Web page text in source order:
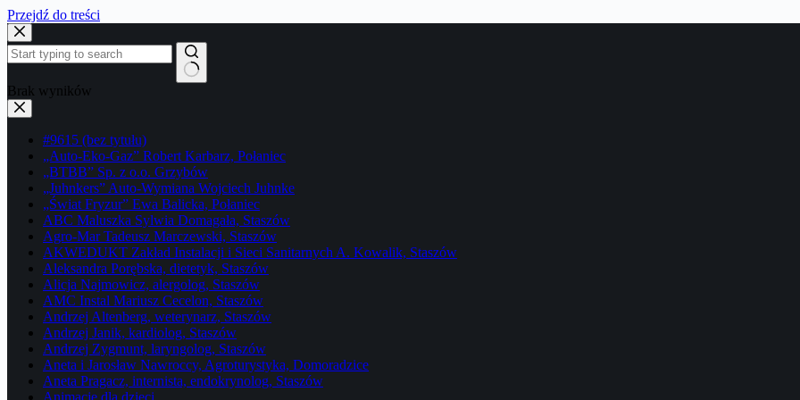
Przejdź do treści
Brak wyników
#9615 (bez tytułu)
„Auto-Eko-Gaz” Robert Karbarz, Połaniec
„BTBB” Sp. z o.o. Grzybów
„Juhnkers” Auto-Wymiana Wojciech Juhnke
„Świat Fryzur” Ewa Balicka, Połaniec
ABC Maluszka Sylwia Domagała, Staszów
Agro-Mar Tadeusz Marczewski, Staszów
AKWEDUKT Zakład Instalacji i Sieci Sanitarnych A. Kowalik, Staszów
Aleksandra Porębska, dietetyk, Staszów
Alicja Najmowicz, alergolog, Staszów
AMC Instal Mariusz Cecelon, Staszów
Andrzej Altenberg, weterynarz, Staszów
Andrzej Janik, kardiolog, Staszów
Andrzej Zygmunt, laryngolog, Staszów
Aneta i Jarosław Nawroccy, Agroturystyka, Domoradzice
Aneta Pragacz, internista, endokrynolog, Staszów
Animacje dla dzieci